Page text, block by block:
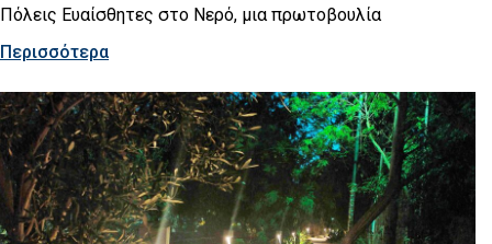
Πόλεις Ευαίσθητες στο Νερό, μια πρωτοβουλία
Περισσότερα